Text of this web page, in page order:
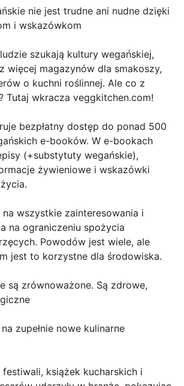
nie jest trudne ani nudne dzięki
i wskazówkom
szukają kultury wegańskiej,
więcej magazynów dla smakoszy,
o kuchni roślinnej. Ale co z
Tutaj wkracza veggkitchen.com!
bezpłatny dostęp do ponad 500
e-booków. W e-bookach
(+substytuty wegańskie),
żywieniowe i wskazówki
wszystkie zainteresowania i
na ograniczeniu spożycia
Powodów jest wiele, ale
jest to korzystne dla środowiska.
są zrównoważone. Są zdrowe,
zupełnie nowe kulinarne
festiwali, książek kucharskich i